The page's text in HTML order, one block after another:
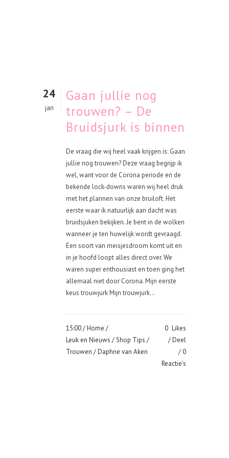
24
jan
Gaan jullie nog
trouwen? – De
Bruidsjurk is binnen
De vraag die wij heel vaak krijgen is: Gaan
jullie nog trouwen? Deze vraag begrijp ik
wel, want voor de Corona periode en de
bekende lock-downs waren wij heel druk
met het plannen van onze bruiloft. Het
eerste waar ik natuurlijk aan dacht was
bruidsjuken bekijken. Je bent in de wolken
wanneer je ten huwelijk wordt gevraagd.
Een soort van meisjesdroom komt uit en
in je hoofd loopt alles direct over. We
waren super enthousiast en toen ging het
allemaal niet door Corona. Mijn eerste
keus trouwjurk Mijn trouwjurk...
15:00 /Home /
Leuk en Nieuws /Shop Tips /
Trouwen / Daphne van Aken
0 Likes
Deel
0
Reactie's